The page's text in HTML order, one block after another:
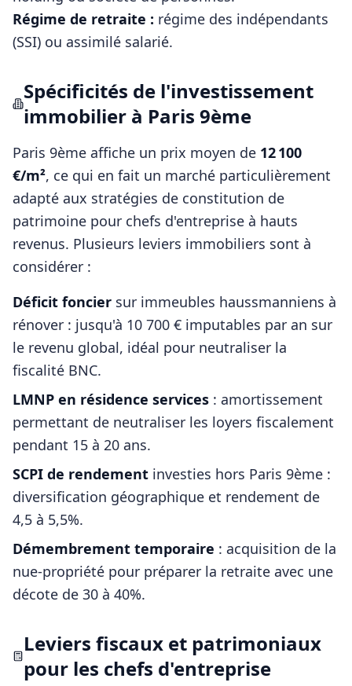
Régime de retraite : régime des indépendants
(SSI) ou assimilé salarié.
Spécificités de l'investissement
immobilier à Paris 9ème
Paris 9ème affiche un prix moyen de 12 100
€/m², ce qui en fait un marché particulièrement
adapté aux stratégies de constitution de
patrimoine pour chefs d'entreprise à hauts
revenus. Plusieurs leviers immobiliers sont à
considérer :
Déficit foncier sur immeubles haussmanniens à
rénover : jusqu'à 10 700 € imputables par an sur
le revenu global, idéal pour neutraliser la
fiscalité BNC.
LMNP en résidence services : amortissement
permettant de neutraliser les loyers fiscalement
pendant 15 à 20 ans.
SCPI de rendement investies hors Paris 9ème :
diversification géographique et rendement de
4,5 à 5,5%.
Démembrement temporaire : acquisition de la
nue-propriété pour préparer la retraite avec une
décote de 30 à 40%.
Leviers fiscaux et patrimoniaux
pour les chefs d'entreprise